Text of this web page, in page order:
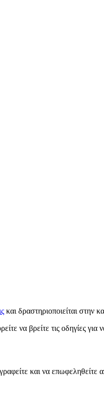
και δραστηριοποιείται στην
να βρείτε τις οδηγίες
και να επωφεληθείτε